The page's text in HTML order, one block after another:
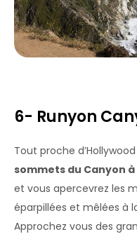
6- Runyon
Tout proche
sommets du Canyon
et vous apercevrez les
éparpillées et mêlées à
Approchez vous des